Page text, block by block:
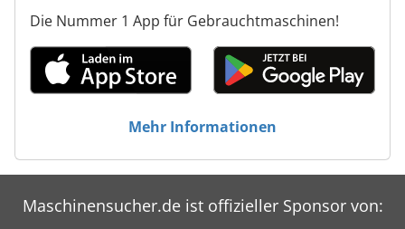
Die Nummer 1 App für Gebrauchtmaschinen!
Mehr Informationen
Maschinensucher.de ist offizieller Sponsor von: